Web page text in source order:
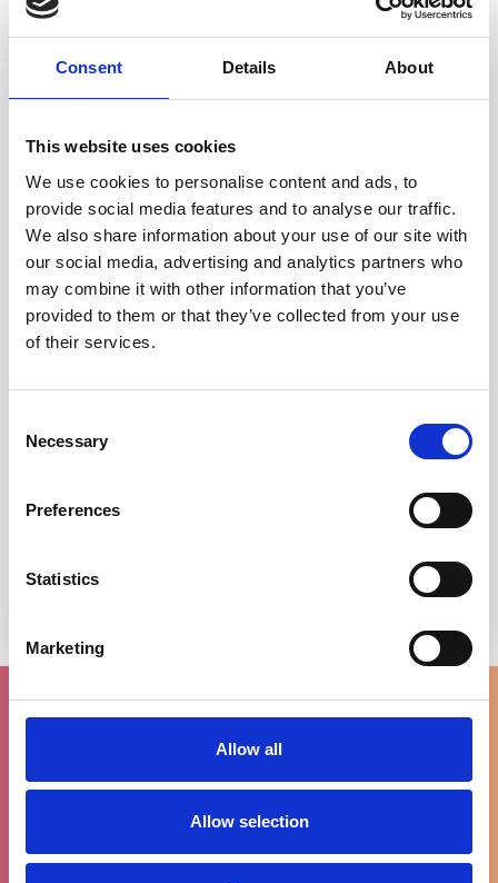
Consent Details About
This website uses cookies
We use cookies to personalise content and ads, to
provide social media features and to analyse our traffic.
We also share information about your use of our site with
our social media, advertising and analytics partners who
may combine it with other information that you’ve
provided to them or that they’ve collected from your use
of their services.
Selection
Necessary
Preferences
Statistics
Marketing
Allow all
Allow selection
Ellen Wille Shampoo synthetisch haar
Gratis levering
vanaf €100